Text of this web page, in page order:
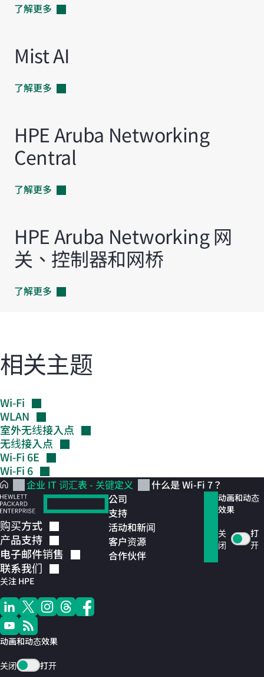
了解更多
Mist AI
了解更多
HPE Aruba Networking
Central
了解更多
HPE Aruba Networking 网
关、控制器和网桥
了解更多
相关主题
Wi-Fi
WLAN
室外无线接入点
无线接入点
Wi-Fi 6E
Wi-Fi 6
企业 IT 词汇表 - 关键定义 什么是 Wi-Fi 7？
购买方式
产品支持
电子邮件销售
联系我们
关注 HPE
动画和动态效果
关闭 打开
公司
支持
活动和新闻
客户资源
合作伙伴
动画和动态
效果
关
闭
打
开